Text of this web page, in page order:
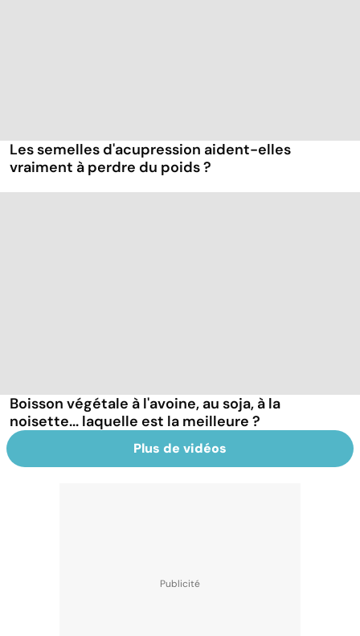
Les semelles d'acupression aident-elles
vraiment à perdre du poids ?
Boisson végétale à l'avoine, au soja, à la
noisette... laquelle est la meilleure ?
Plus de vidéos